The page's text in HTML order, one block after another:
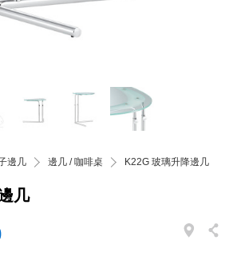
邊几 邊几 / 咖啡桌 K22G 玻璃升降邊几
几